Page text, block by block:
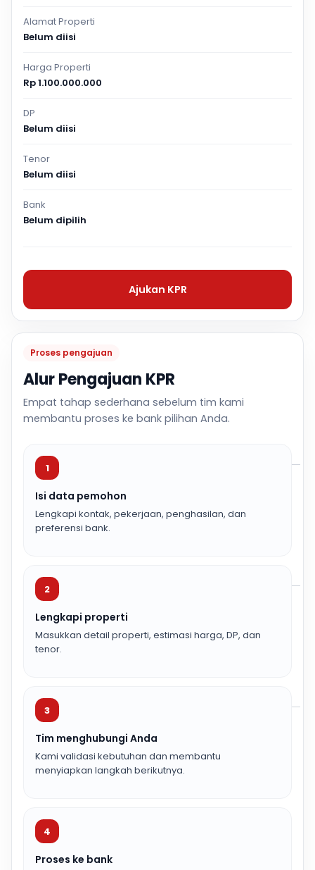
Proses pengajuan
Alur Pengajuan KPR
Empat tahap sederhana sebelum tim kami
membantu proses ke bank pilihan Anda.
1
Isi data pemohon
Lengkapi kontak, pekerjaan, penghasilan, dan
preferensi bank.
2
Lengkapi properti
Masukkan detail properti, estimasi harga, DP, dan
tenor.
3
Tim menghubungi Anda
Kami validasi kebutuhan dan membantu
menyiapkan langkah berikutnya.
4
Proses ke bank
Alamat Properti
Belum diisi
Harga Properti
Rp 1.100.000.000
DP
Belum diisi
Tenor
Belum diisi
Bank
Belum dipilih
Ajukan KPR